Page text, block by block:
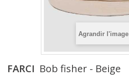
Agrandir l'image
FARCI Bob fisher - Beige